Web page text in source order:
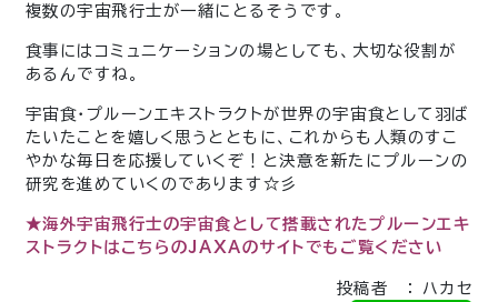
複数の宇宙飛行士が一緒にとるそうです。
食事にはコミュニケーションの場としても、大切な役割が
あるんですね。
宇宙食・プルーンエキストラクトが世界の宇宙食として羽ば
たいたことを嬉しく思うとともに、これからも人類のすこ
やかな毎日を応援していくぞ！と決意を新たにプルーンの
研究を進めていくのであります☆彡
★海外宇宙飛行士の宇宙食として搭載されたプルーンエキ
ストラクトはこちらのJAXAのサイトでもご覧ください
投稿者 ： ハカセ